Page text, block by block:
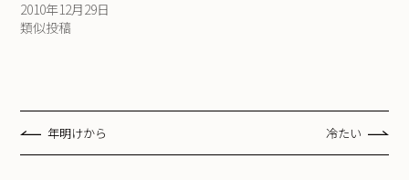
2010年12月29日
類似投稿
年明けから 冷たい